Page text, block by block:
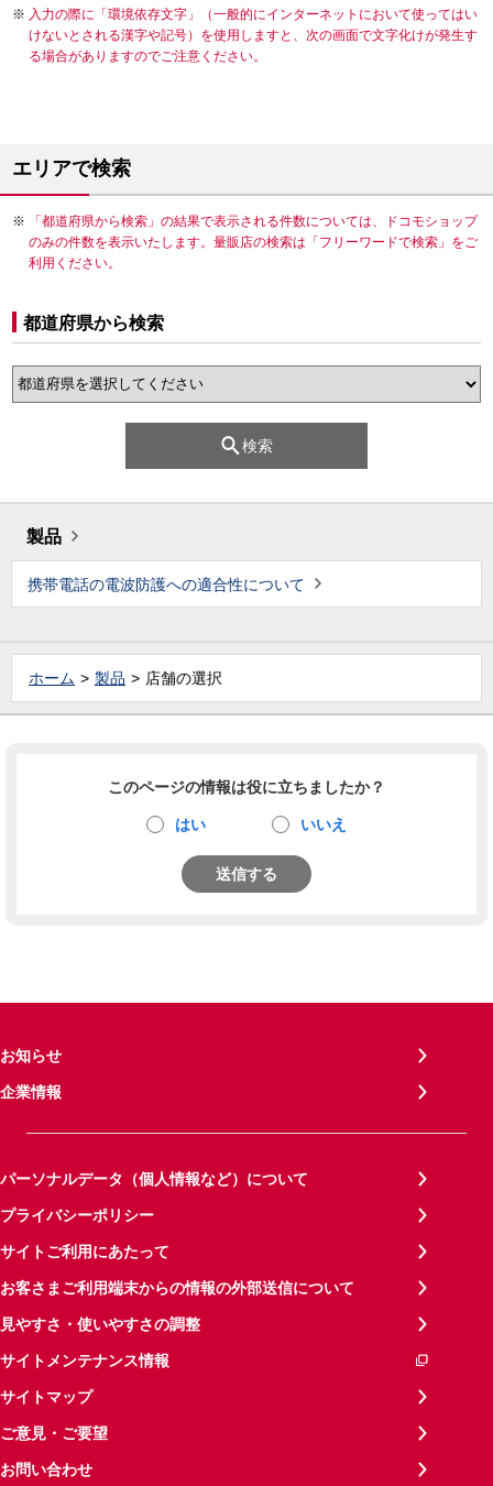
入力の際に「環境依存文字」（一般的にインターネットにおいて使ってはい
けないとされる漢字や記号）を使用しますと、次の画面で文字化けが発生す
る場合がありますのでご注意ください。
エリアで検索
「都道府県から検索」の結果で表示される件数については、ドコモショップ
のみの件数を表示いたします。量販店の検索は「フリーワードで検索」をご
利用ください。
都道府県から検索
検索
製品
携帯電話の電波防護への適合性について
ホーム 製品 店舗の選択
このページの情報は役に立ちましたか？
はい いいえ
送信する
お知らせ
企業情報
パーソナルデータ（個人情報など）について
プライバシーポリシー
サイトご利用にあたって
お客さまご利用端末からの情報の外部送信について
見やすさ・使いやすさの調整
サイトメンテナンス情報
サイトマップ
ご意見・ご要望
お問い合わせ